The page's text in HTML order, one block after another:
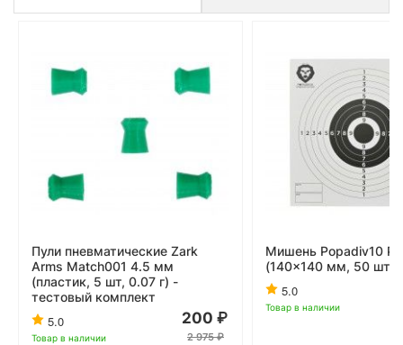
Пули пневматические Zark
Arms Match001 4.5 мм
(пластик, 5 шт, 0.07 г) -
тестовый комплект
5.0
Товар в наличии
200
2 975
Мишень Popadiv10
(140x140 мм, 50 шт,
5.0
Товар в наличии